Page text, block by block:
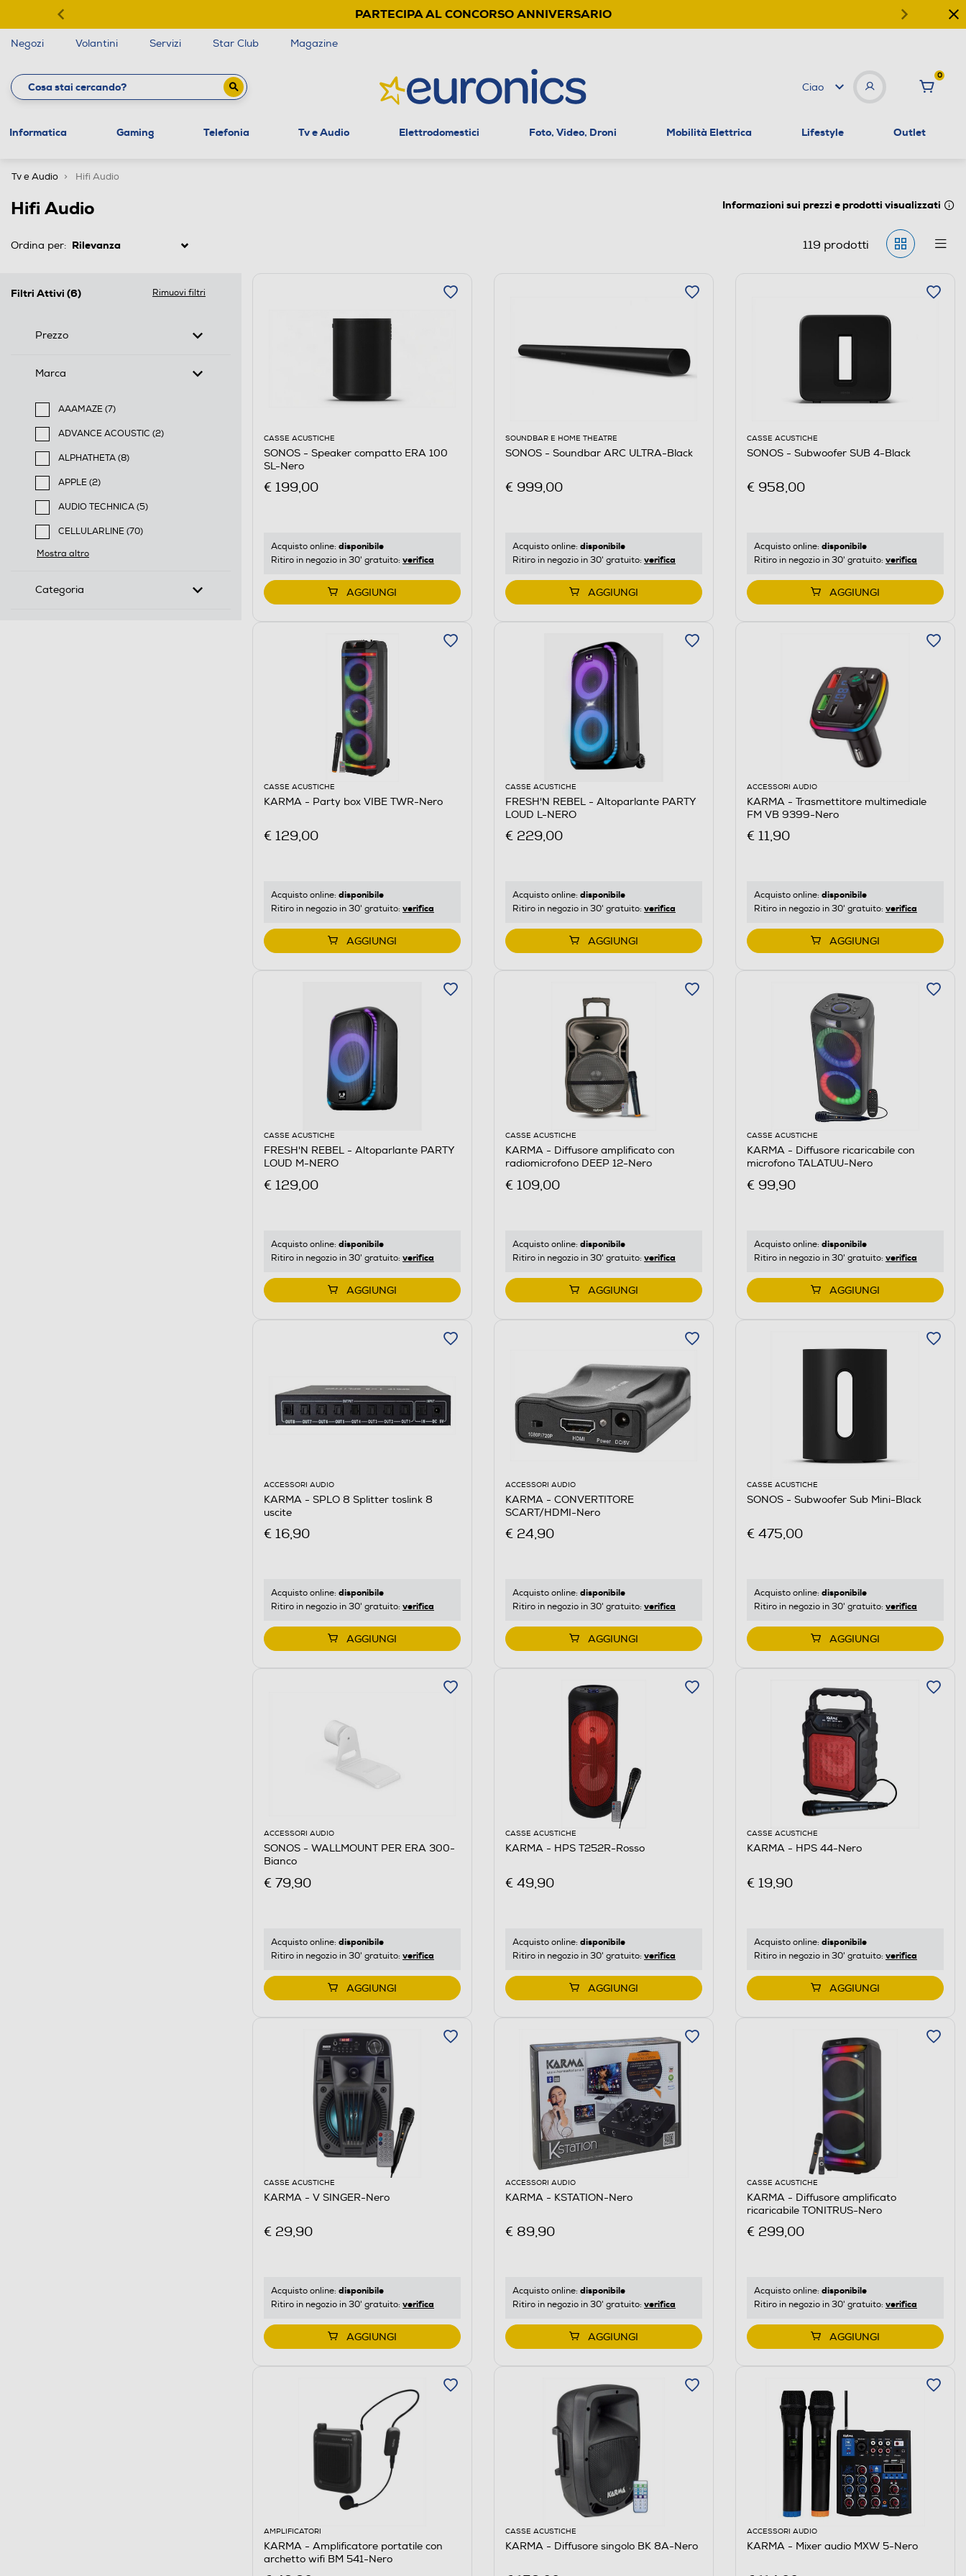
PARTECIPA AL CONCORSO ANNIVERSARIO
Negozi Volantini Servizi Star Club Magazine
Ciao
0
Informatica Gaming Telefonia Tv e Audio Elettrodomestici Foto, Video, Droni Mobilità Elettrica Lifestyle Outlet
Tv e Audio Hifi Audio
Hifi Audio Informazioni sui prezzi e prodotti visualizzati
Ordina per: 119 prodotti
Filtri Attivi (6) Rimuovi filtri
Prezzo
Marca
AAAMAZE (7)
Filtra per Marca: AAAMAZE
ADVANCE ACOUSTIC (2)
Filtra per Marca: ADVANCE ACOUSTIC
ALPHATHETA (8)
Filtra per Marca: ALPHATHETA
APPLE (2)
Filtra per Marca: APPLE
AUDIO TECHNICA (5)
Filtra per Marca: AUDIO TECHNICA
CELLULARLINE (70)
Filtra per Marca: CELLULARLINE
Mostra altro
Categoria
CASSE ACUSTICHE
SONOS - Speaker compatto ERA 100
SL-Nero
€ 199,00
Acquisto online: disponibile
Ritiro in negozio in 30' gratuito: verifica
AGGIUNGI
SOUNDBAR E HOME THEATRE
SONOS - Soundbar ARC ULTRA-Black
€ 999,00
Acquisto online: disponibile
Ritiro in negozio in 30' gratuito: verifica
AGGIUNGI
CASSE ACUSTICHE
SONOS - Subwoofer SUB 4-Black
€ 958,00
Acquisto online: disponibile
Ritiro in negozio in 30' gratuito: verifica
AGGIUNGI
CASSE ACUSTICHE
KARMA - Party box VIBE TWR-Nero
€ 129,00
Acquisto online: disponibile
Ritiro in negozio in 30' gratuito: verifica
AGGIUNGI
CASSE ACUSTICHE
FRESH'N REBEL - Altoparlante PARTY
LOUD L-NERO
€ 229,00
Acquisto online: disponibile
Ritiro in negozio in 30' gratuito: verifica
AGGIUNGI
ACCESSORI AUDIO
KARMA - Trasmettitore multimediale
FM VB 9399-Nero
€ 11,90
Acquisto online: disponibile
Ritiro in negozio in 30' gratuito: verifica
AGGIUNGI
CASSE ACUSTICHE
FRESH'N REBEL - Altoparlante PARTY
LOUD M-NERO
€ 129,00
Acquisto online: disponibile
Ritiro in negozio in 30' gratuito: verifica
AGGIUNGI
CASSE ACUSTICHE
KARMA - Diffusore amplificato con
radiomicrofono DEEP 12-Nero
€ 109,00
Acquisto online: disponibile
Ritiro in negozio in 30' gratuito: verifica
AGGIUNGI
CASSE ACUSTICHE
KARMA - Diffusore ricaricabile con
microfono TALATUU-Nero
€ 99,90
Acquisto online: disponibile
Ritiro in negozio in 30' gratuito: verifica
AGGIUNGI
ACCESSORI AUDIO
KARMA - SPLO 8 Splitter toslink 8
uscite
€ 16,90
Acquisto online: disponibile
Ritiro in negozio in 30' gratuito: verifica
AGGIUNGI
ACCESSORI AUDIO
KARMA - CONVERTITORE
SCART/HDMI-Nero
€ 24,90
Acquisto online: disponibile
Ritiro in negozio in 30' gratuito: verifica
AGGIUNGI
CASSE ACUSTICHE
SONOS - Subwoofer Sub Mini-Black
€ 475,00
Acquisto online: disponibile
Ritiro in negozio in 30' gratuito: verifica
AGGIUNGI
ACCESSORI AUDIO
SONOS - WALLMOUNT PER ERA 300-
Bianco
€ 79,90
Acquisto online: disponibile
Ritiro in negozio in 30' gratuito: verifica
AGGIUNGI
CASSE ACUSTICHE
KARMA - HPS T252R-Rosso
€ 49,90
Acquisto online: disponibile
Ritiro in negozio in 30' gratuito: verifica
AGGIUNGI
CASSE ACUSTICHE
KARMA - HPS 44-Nero
€ 19,90
Acquisto online: disponibile
Ritiro in negozio in 30' gratuito: verifica
AGGIUNGI
CASSE ACUSTICHE
KARMA - V SINGER-Nero
€ 29,90
Acquisto online: disponibile
Ritiro in negozio in 30' gratuito: verifica
AGGIUNGI
ACCESSORI AUDIO
KARMA - KSTATION-Nero
€ 89,90
Acquisto online: disponibile
Ritiro in negozio in 30' gratuito: verifica
AGGIUNGI
CASSE ACUSTICHE
KARMA - Diffusore amplificato
ricaricabile TONITRUS-Nero
€ 299,00
Acquisto online: disponibile
Ritiro in negozio in 30' gratuito: verifica
AGGIUNGI
AMPLIFICATORI
KARMA - Amplificatore portatile con
archetto wifi BM 541-Nero
CASSE ACUSTICHE
KARMA - Diffusore singolo BK 8A-Nero
ACCESSORI AUDIO
KARMA - Mixer audio MXW 5-Nero